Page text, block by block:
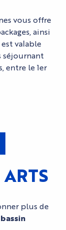
vous offre
ainsi
valable
séjournant
entre le 1er
plus de